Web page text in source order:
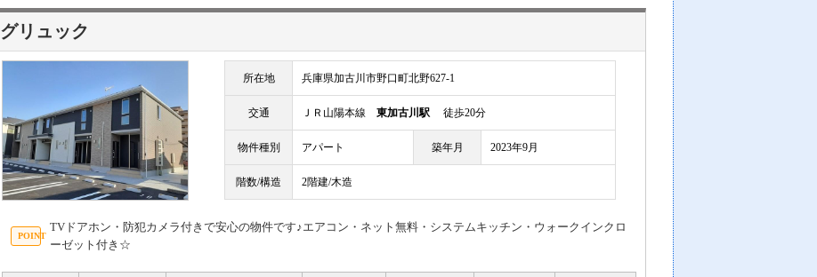
グリュック
所在地 兵庫県加古川市野口町北野627-1
交通 ＪＲ山陽本線 東加古川駅 徒歩20分
物件種別 アパート 築年月 2023年9月
階数/構造 2階建/木造
TVドアホン・防犯カメラ付きで安心の物件です♪エアコン・ネット無料・システムキッチン・ウォークインクロ
ーゼット付き☆